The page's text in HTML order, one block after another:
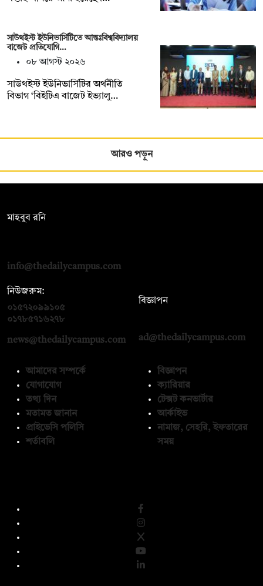
সাউথইস্ট ইউনিভার্সিটিতে আন্তঃবিশ্ববিদ্যালয়
বাজেট প্রতিযোগি…
০৮ আগস্ট ২০২৬
সাউথইস্ট ইউনিভার্সিটির অর্থনীতি
বিভাগ ‘বিইটিএ বাজেট ইভ্যালু…
আরও পড়ুন
মাহবুব রনি
info@thedailycampus.com
নিউজরুম:
০১৫৭২০৯৯১০৫
০১৭৮৫৭১৬২৭৮
news@thedailycampus.com
বিজ্ঞাপন
ad@thedailycampus.com
আমাদের সম্পর্কে
যোগাযোগ
তথ্য দিন
মতামত জানান
প্রাইভেসি পলিসি
শর্তাবলি
বিজ্ঞাপন
ক্যারিয়ার
টেক্সট কনভার্টার
আর্কাইভ
নামাজ, সেহরি, ইফতারের
সময়